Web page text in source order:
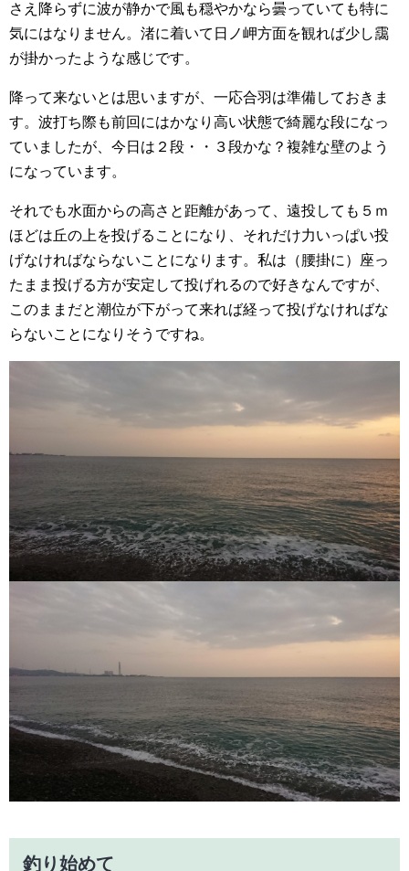
さえ降らずに波が静かで風も穏やかなら曇っていても特に
気にはなりません。渚に着いて日ノ岬方面を観れば少し靄
が掛かったような感じです。
降って来ないとは思いますが、一応合羽は準備しておきま
す。波打ち際も前回にはかなり高い状態で綺麗な段になっ
ていましたが、今日は２段・・３段かな？複雑な壁のよう
になっています。
それでも水面からの高さと距離があって、遠投しても５ｍ
ほどは丘の上を投げることになり、それだけ力いっぱい投
げなければならないことになります。私は（腰掛に）座っ
たまま投げる方が安定して投げれるので好きなんですが、
このままだと潮位が下がって来れば経って投げなければな
らないことになりそうですね。
釣り始めて